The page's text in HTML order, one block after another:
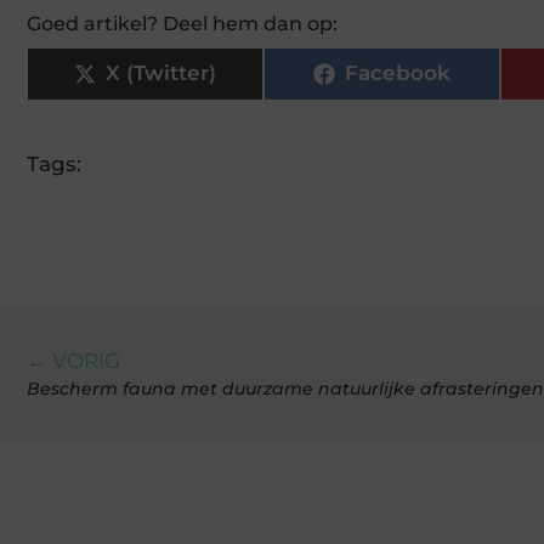
Goed artikel? Deel hem dan op:
X (Twitter) Facebook
Tags:
← VORIG
Bescherm fauna met duurzame natuurlijke afrasteringen